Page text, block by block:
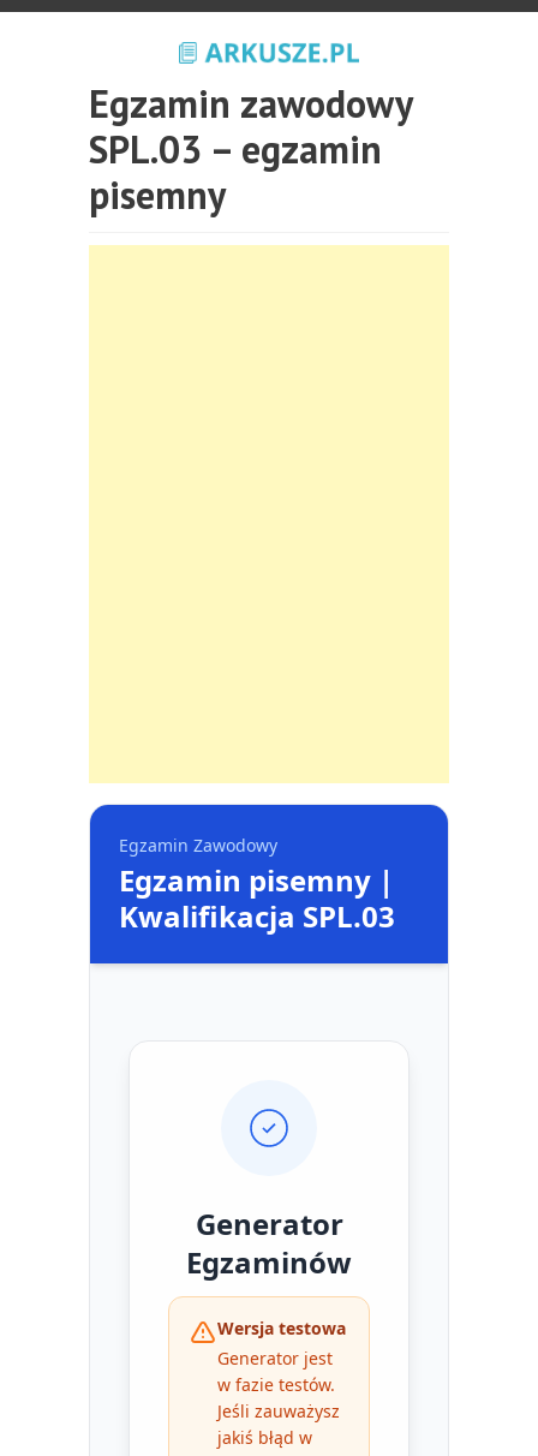
Egzamin zawodowy
SPL.03 – egzamin
pisemny